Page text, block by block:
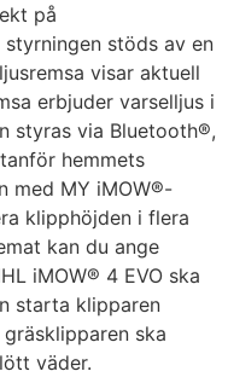
på
stöds av en
visar aktuell
erbjuder varselljus i
styras via Bluetooth®,
hemmets
med MY iMOW®-
klipphöjden i flera
kan du ange
iMOW® 4 EVO ska
starta klipparen
ska
väder.